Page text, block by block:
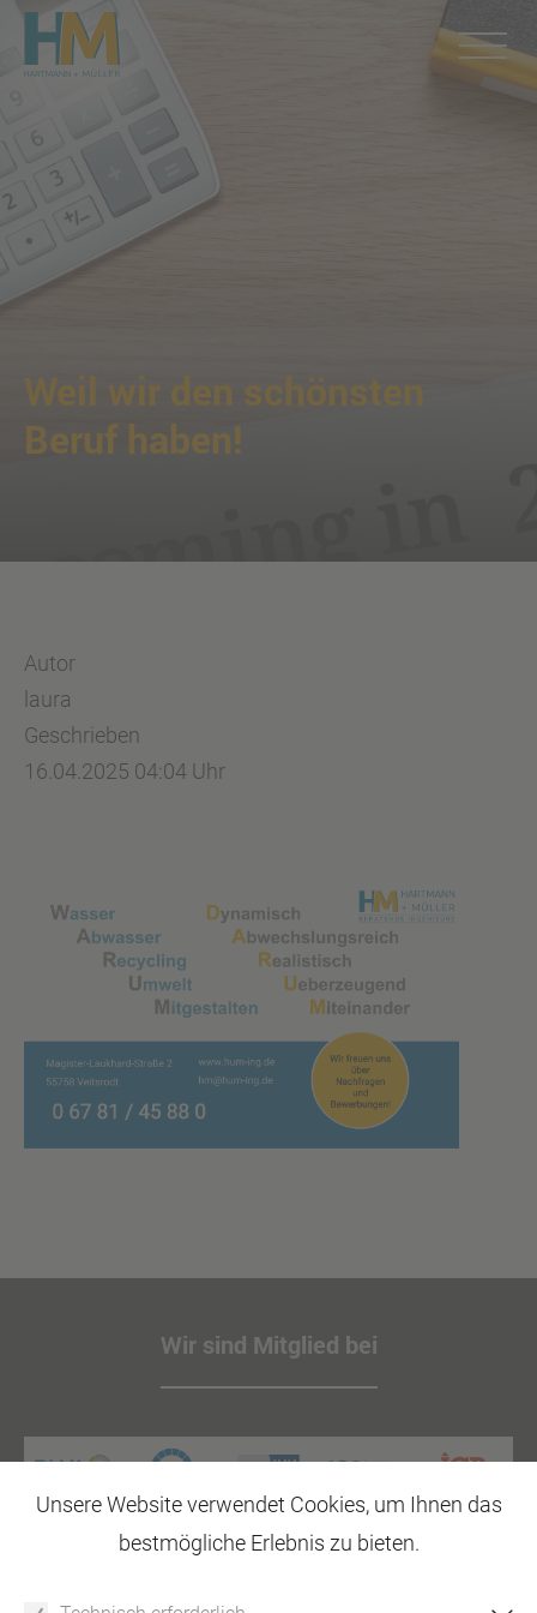
Unsere Website verwendet Cookies, um Ihnen das
bestmögliche Erlebnis zu bieten.
Weil wir den schönsten
Beruf haben!
Autor
laura
Geschrieben
16.04.2025 04:04 Uhr
Wir sind Mitglied bei
Hartmann + Müller | Beratende Ingenieure